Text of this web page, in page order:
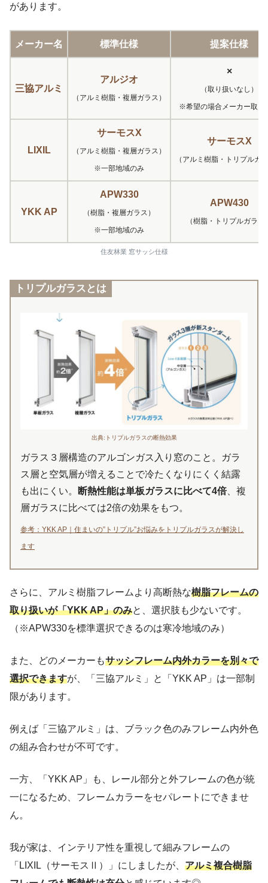
があります。
メーカー名 標準仕様 提案仕様
三協アルミ
アルジオ
（アルミ樹脂・複層ガラス）
×
（取り扱いなし）
※希望の場合メーカー取り
LIXIL
サーモスX
（アルミ樹脂・複層ガラス）
※一部地域のみ
サーモスX
（アルミ樹脂・トリプルガ
YKK AP
APW330
（樹脂・複層ガラス）
※一部地域のみ
APW430
（樹脂・トリプルガラス
住友林業 窓サッシ仕様
トリプルガラスとは
出典:トリプルガラスの断熱効果
ガラス３層構造のアルゴンガス入り窓のこと。ガラ
ス層と空気層が増えることで冷たくなりにくく結露
も出にくい。
断熱性能は単板ガラスに比べて4倍 、複
層ガラスに比べては2倍の効果をもつ。
参考：YKK AP｜住まいの”トリプル”お悩みをトリプルガラスが解決し
ます
さらに、アルミ樹脂フレームより高断熱な樹脂フレームの
取り扱いが「YKK AP」のみと、選択肢も少ないです。
（※APW330を標準選択できるのは寒冷地域のみ）
また、どのメーカーもサッシフレーム内外カラーを別々で
選択できますが、「三協アルミ」と「YKK AP」は一部制
限があります。
例えば「三協アルミ」は、ブラック色のみフレーム内外色
の組み合わせが不可です。
一方、「YKK AP」も、レール部分と外フレームの色が統
一になるため、フレームカラーをセパレートにできませ
ん。
我が家は、インテリア性を重視して細みフレームの
「LIXIL（サーモスⅡ）」にしましたが、 アルミ複合樹脂